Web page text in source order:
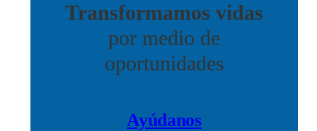
Transformamos vidas
por medio de
oportunidades
Ayúdanos